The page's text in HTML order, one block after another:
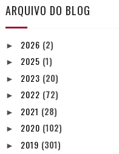
ARQUIVO DO BLOG
► 2026 (2)
► 2025 (1)
► 2023 (20)
► 2022 (72)
► 2021 (28)
► 2020 (102)
► 2019 (301)